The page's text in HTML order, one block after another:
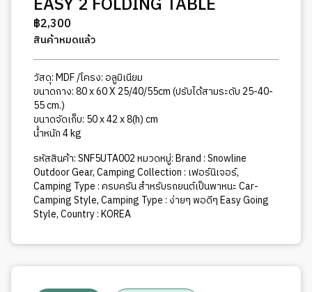
฿2,300
สินค้าหมดแล้ว
วัสดุ: MDF /โครง: อลูมิเนียม
ขนาดกาง: 80 x 60 X 25/40/55cm (ปรับได้สามระดับ 25-40-
55 cm.)
ขนาดจัดเก็บ: 50 x 42 x 8(h) cm
น้ำหนัก 4 kg
รหัสสินค้า:SNF5UTA002หมวดหมู่:Brand : Snowline
Outdoor Gear,Camping Collection : เฟอร์นิเจอร์,
Camping Type : ครบครัน สำหรับรถยนต์เป็นพาหนะ Car-
Camping Style,Camping Type : ง่ายๆ พอดีๆ Easy Going
Style,Country : KOREA